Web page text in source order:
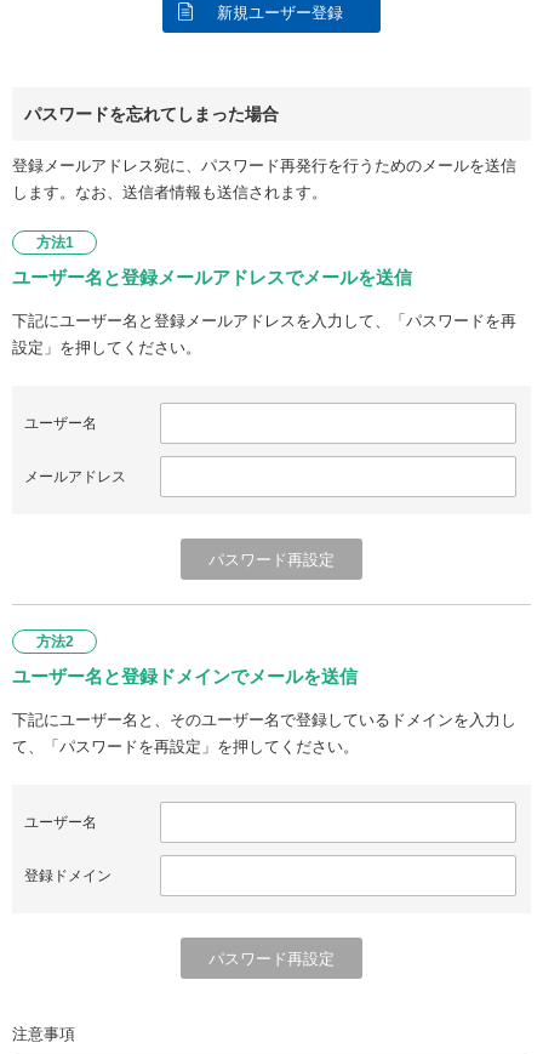
新規ユーザー登録
パスワードを忘れてしまった場合
登録メールアドレス宛に、パスワード再発行を行うためのメールを送信
します。なお、送信者情報も送信されます。
方法1
ユーザー名と登録メールアドレスでメールを送信
下記にユーザー名と登録メールアドレスを入力して、「パスワードを再
設定」を押してください。
ユーザー名
メールアドレス
方法2
ユーザー名と登録ドメインでメールを送信
下記にユーザー名と、そのユーザー名で登録しているドメインを入力し
て、「パスワードを再設定」を押してください。
ユーザー名
登録ドメイン
注意事項